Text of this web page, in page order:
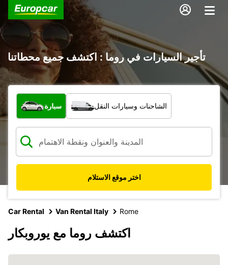
تأجير السيارات في روما : اكتشف جميع محطاتنا
ما نوع المركبة؟
سيارة الشاحنات وسيارات النقل
اختر موقع الاستلام
Car Rental Van Rental Italy Rome
اكتشف روما مع يوروبكار